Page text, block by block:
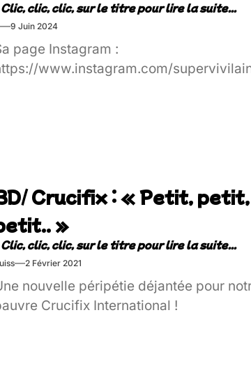
9 Juin 2024
page Instagram :
www.instagram.com/
Crucifix : « Petit, petit,
»
2 Février 2021
nouvelle péripétie déjantée pour
Crucifix International !